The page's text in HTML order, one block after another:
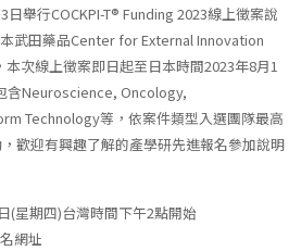
舉行COCKPI-T® Funding 2023線上徵案說
武田藥品Center for External Innovation
本次線上徵案即日起至日本時間2023年8月1
含Neuroscience, Oncology,
Technology等，依案件類型入選團隊最高
歡迎有興趣了解的產學研先進報名參加說明
(星期四)台灣時間下午2點開始
網址